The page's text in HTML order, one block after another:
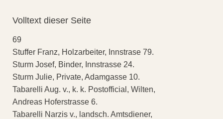
Volltext dieser Seite
69
Stuffer Franz, Holzarbeiter, Innstrase 79.
Sturm Josef, Binder, Innstrasse 24.
Sturm Julie, Private, Adamgasse 10.
Tabarelli Aug. v., k. k. Postofficial, Wilten,
Andreas Hoferstrasse 6.
Tabarelli Narzis v., landsch. Amtsdiener,